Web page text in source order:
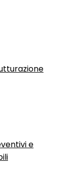
e